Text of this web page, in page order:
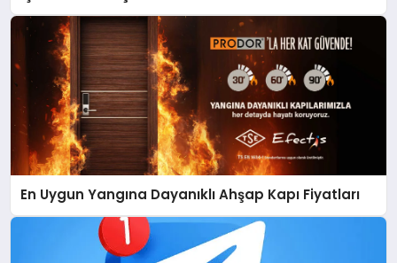
En Uygun Yangına Dayanıklı Ahşap Kapı Fiyatları